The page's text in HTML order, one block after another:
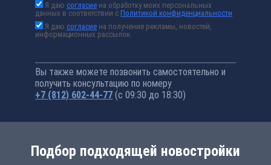
Я даюсогласие на обработку моих персональных
данных в соответствии сПолитикой конфиденциальности
Я даюсогласие на получение рекламы, новостей,
информационных рассылок
Вы также можете позвонить самостоятельно и
получить консультацию по номеру
+7 (812) 602-44-77 (с 09:30 до 18:30)
Подбор подходящей новостройки